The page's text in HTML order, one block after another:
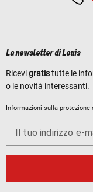
La newsletter di Louis
Ricevigratistutte le
o le novità interessanti.
Informazioni sulla protezione
Il tuo indirizzo e-